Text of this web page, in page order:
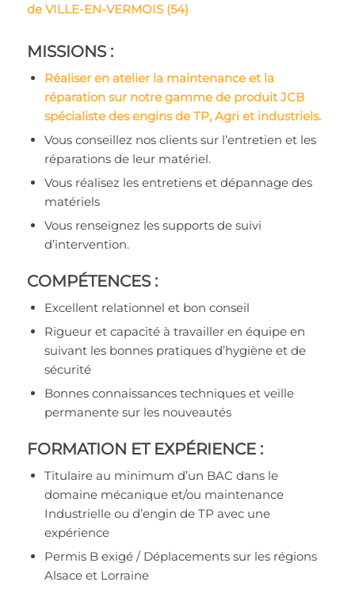
de VILLE-EN-VERMOIS (54)
MISSIONS :
Réaliser en atelier la maintenance et la
réparation sur notre gamme de produit JCB
spécialiste des engins de TP, Agri et industriels.
Vous conseillez nos clients sur l’entretien et les
réparations de leur matériel.
Vous réalisez les entretiens et dépannage des
matériels
Vous renseignez les supports de suivi
d’intervention.
COMPÉTENCES :
Excellent relationnel et bon conseil
Rigueur et capacité à travailler en équipe en
suivant les bonnes pratiques d’hygiène et de
sécurité
Bonnes connaissances techniques et veille
permanente sur les nouveautés
FORMATION ET EXPÉRIENCE :
Titulaire au minimum d’un BAC dans le
domaine mécanique et/ou maintenance
Industrielle ou d’engin de TP avec une
expérience
Permis B exigé / Déplacements sur les régions
Alsace et Lorraine